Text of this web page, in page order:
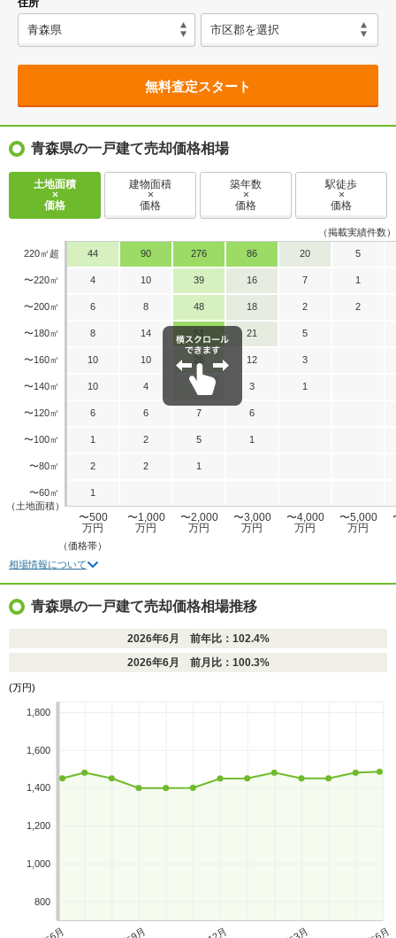
住所
無料査定スタート
青森県の一戸建て売却価格相場
土地面積
×
価格
建物面積
×
価格
築年数
×
価格
駅徒歩
×
価格
（掲載実績件数）
220㎡超
〜220㎡
〜200㎡
〜180㎡
〜160㎡
〜140㎡
〜120㎡
〜100㎡
〜80㎡
〜60㎡
（土地面積）
44 90 276 86 20 5
4 10 39 16 7 1
6 8 48 18 2 2
8 14 51 21 5
10 10 26 12 3
10 4 18 3 1
6 6 7 6
1 2 5 1
2 2 1
1
〜500
万円
〜1,000
万円
〜2,000
万円
〜3,000
万円
〜4,000
万円
〜5,000
万円
（価格帯）
相場情報について
青森県の一戸建て売却価格相場推移
2026年6月 前年比：102.4%
2026年6月 前月比：100.3%
(万円)
1,800
1,600
1,400
1,200
1,000
800